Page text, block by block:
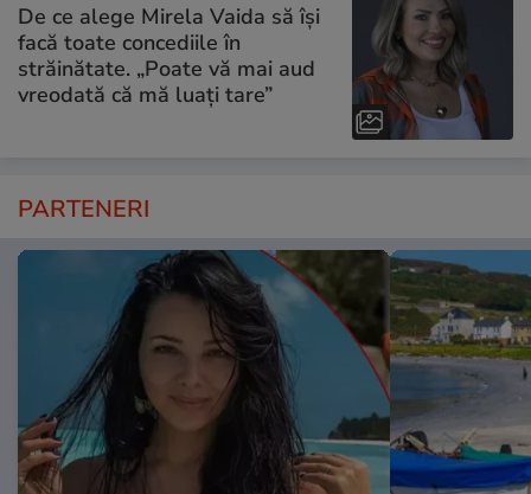
De ce alege Mirela Vaida să își
facă toate concediile în
străinătate. „Poate vă mai aud
vreodată că mă luați tare”
PARTENERI